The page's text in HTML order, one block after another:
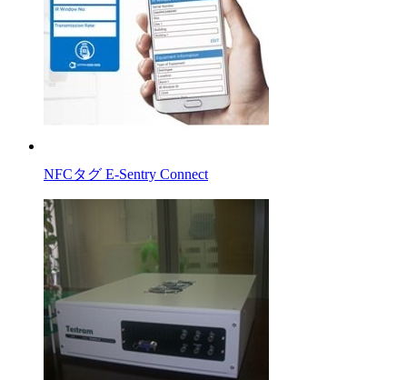
NFCタグ E-Sentry Connect